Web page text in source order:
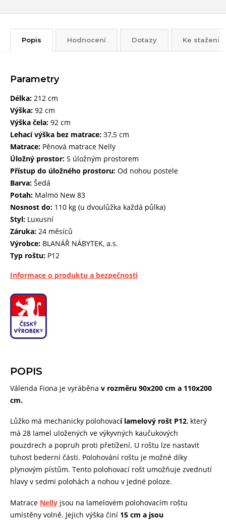
Popis Hodnocení Dotazy Ke stažení
POPIS
Válenda Fiona je vyráběna v rozměru 90x200 cm a 110x200
cm.
Lůžko má mechanicky polohovací lamelový rošt P12, který
má 28 lamel uložených ve výkyvných kaučukových
pouzdrech a popruh proti přetížení. U roštu lze nastavit
tuhost bederní části. Polohování roštu je možné díky
plynovým pístům. Tento polohovací rošt umožňuje zvednutí
hlavy v sedmi polohách a nohou v jedné poloze.
Matrace Nelly jsou na lamelovém polohovacím roštu
umístěny volně. Jejich výška činí 15 cm a jsou
Parametry
Délka: 212 cm
Výška: 92 cm
Výška čela: 92 cm
Lehací výška bez matrace: 37,5 cm
Matrace: Pěnová matrace Nelly
Úložný prostor: S úložným prostorem
Přístup do úložného prostoru: Od nohou postele
Barva: Šedá
Potah: Malmö New 83
Nosnost do: 110 kg (u dvoulůžka každá půlka)
Styl: Luxusní
Záruka: 24 měsíců
Výrobce: BLANÁŘ NÁBYTEK, a.s.
Typ roštu: P12
Informace o produktu a bezpečnosti